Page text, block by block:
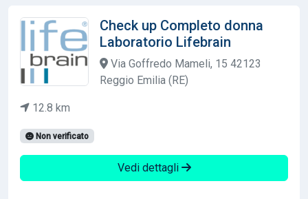
Check up Completo donna
Laboratorio Lifebrain
Via Goffredo Mameli, 15 42123
Reggio Emilia (RE)
12.8 km
Non verificato
Vedi dettagli